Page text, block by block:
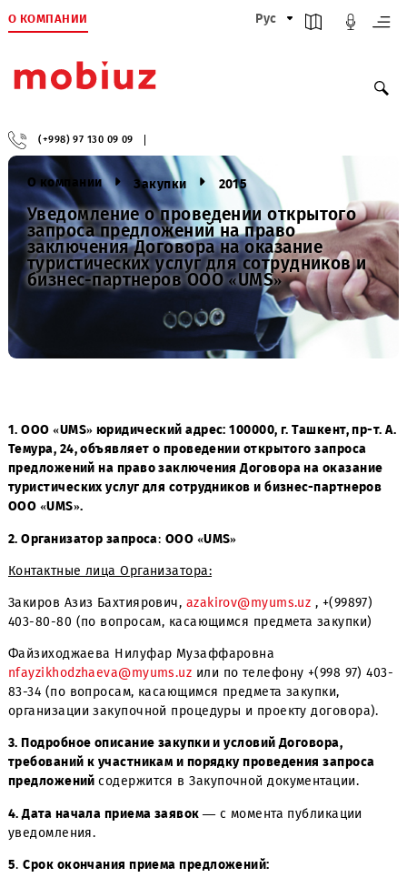
О КОМПАНИИ Рус
(+998) 97 130 09 09
О компании Закупки 2015
Уведомление о проведении открытого
запроса предложений на право
заключения Договора на оказание
туристических услуг для сотрудников и
бизнес-партнеров ООО «UMS»
1. ООО «UMS» юридический адрес: 100000, г. Ташкент,
Темура, 24, объявляет о проведении открытого запроса
туристических услуг для сотрудников и бизнес-
ООО «UMS».
2. Организатор запроса: ООО «UMS»
Контактные лица Организатора:
Закиров Азиз Бахтиярович,azakirov@myums.uz,
403-80-80 (по вопросам, касающимся предмета
nfayzikhodzhaeva@myums.uzили по телефону +(998 97)
83-34 (по вопросам, касающимся предмета закупки,
организации закупочной процедуры и проекту
3. Подробное описание закупки и условий Договора,
предложенийсодержится в Закупочной документации.